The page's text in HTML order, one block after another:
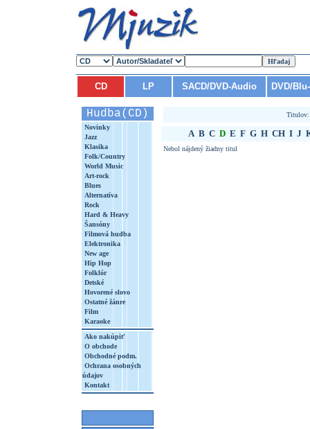
CD LP SACD/DVD-Audio DVD/
Hudba(CD)
Novinky
Jazz
Klasika
Folk/Country
World Music
Art-rock
Blues
Alternatíva
Rock
Hard & Heavy
Šansóny
Filmová hudba
Elektronika
New age
Hip Hop
Folklór
Detské
Hovorené slovo
Ostatné žánre
Film
Karaoke
Ako nakúpiť
O obchode
Obchodné podm.
Ochrana osobných
údajov
Kontakt
A B C D E F G H CH I J
Nebol nájdený žiadny titul